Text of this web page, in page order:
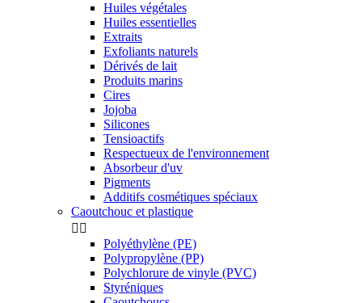
Huiles végétales
Huiles essentielles
Extraits
Exfoliants naturels
Dérivés de lait
Produits marins
Cires
Jojoba
Silicones
Tensioactifs
Respectueux de l'environnement
Absorbeur d'uv
Pigments
Additifs cosmétiques spéciaux
Caoutchouc et plastique
 
Polyéthylène (PE)
Polypropylène (PP)
Polychlorure de vinyle (PVC)
Styréniques